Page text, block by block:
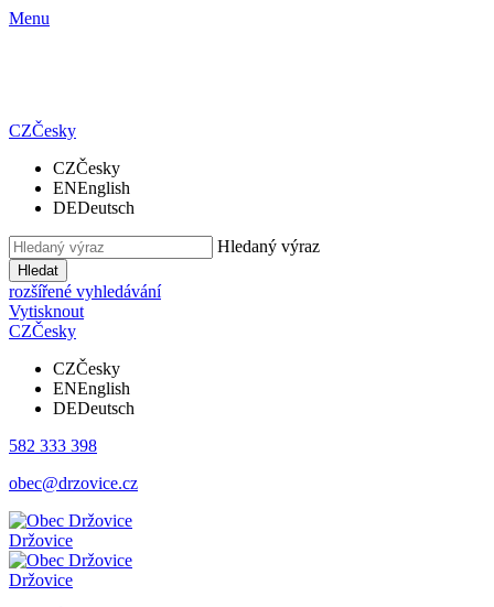
Menu
CZČesky
CZČesky
ENEnglish
DEDeutsch
Hledaný výraz
Hledat
rozšířené vyhledávání
Vytisknout
CZČesky
CZČesky
ENEnglish
DEDeutsch
582 333 398
obec@drzovice.cz
Držovice
Držovice